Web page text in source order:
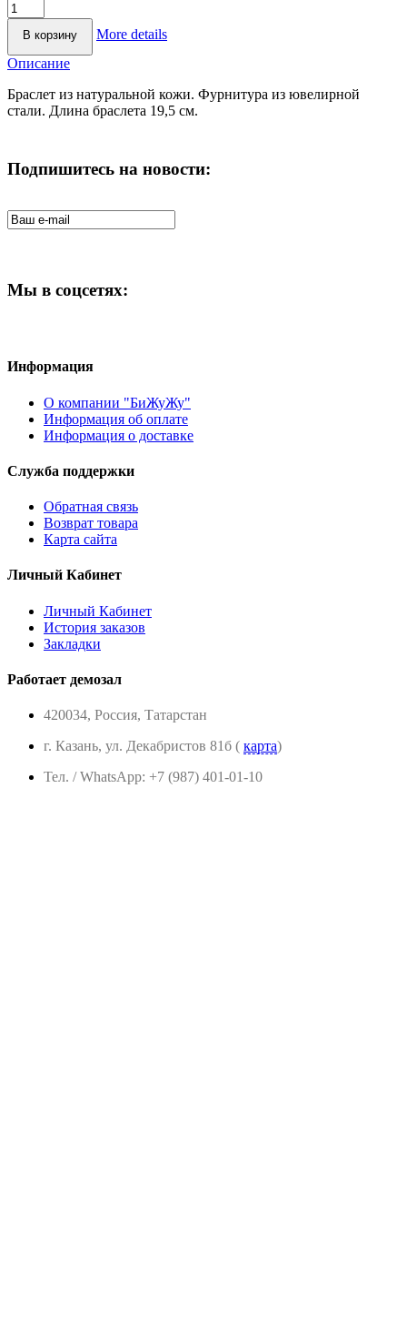
More details
Описание
Браслет из натуральной кожи. Фурнитура из ювелирной
стали. Длина браслета 19,5 см.
Подпишитесь на новости:
Мы в соцсетях:
Информация
О компании "БиЖуЖу"
Информация об оплате
Информация о доставке
Служба поддержки
Обратная связь
Возврат товара
Карта сайта
Личный Кабинет
Личный Кабинет
История заказов
Закладки
Работает демозал
420034, Россия, Татарстан
г. Казань, ул. Декабристов 81б ( карта)
Тел. / WhatsApp: +7 (987) 401-01-10